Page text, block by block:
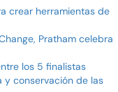
crear herramientas de
Pratham celebra
los 5 finalistas
y conservación de las